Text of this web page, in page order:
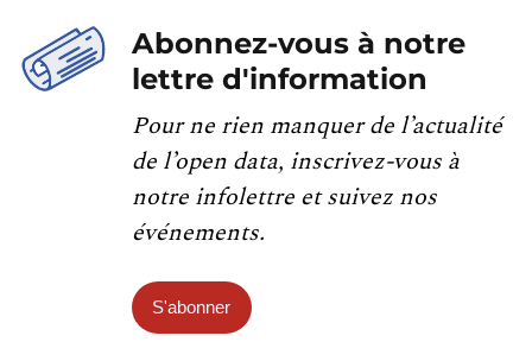
Abonnez-vous à notre
lettre d'information
Pour ne rien manquer de l’actualité
de l’open data, inscrivez-vous à
notre infolettre et suivez nos
événements.
S'abonner